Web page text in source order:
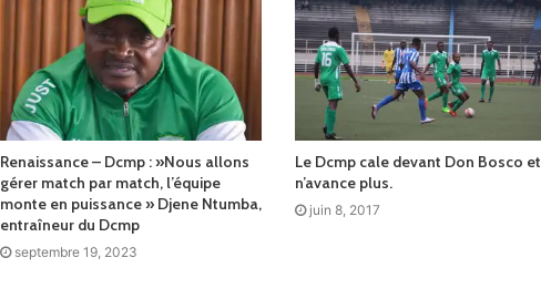
Renaissance – Dcmp : »Nous allons
gérer match par match, l’équipe
monte en puissance » Djene Ntumba,
entraîneur du Dcmp
septembre 19, 2023
Le Dcmp cale devant Don Bosco et
n’avance plus.
juin 8, 2017